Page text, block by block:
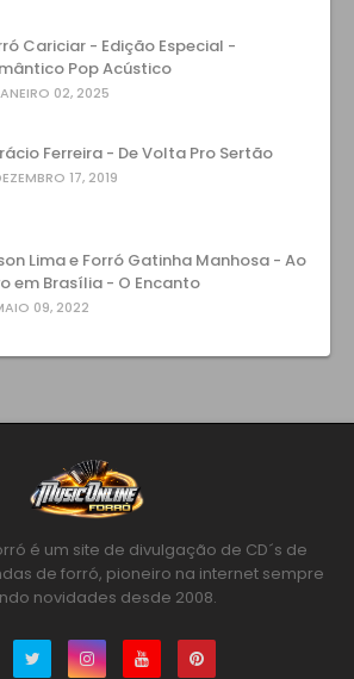
Cariciar - Edição Especial -
Pop Acústico
02, 2025
Ferreira - De Volta Pro Sertão
17, 2019
Lima e Forró Gatinha Manhosa - Ao
em Brasília - O Encanto
09, 2022
é um site de divulgação de CD´s de
de forró, pioneiro na internet sempre
novidades desde 2008.